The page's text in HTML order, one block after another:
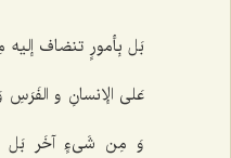
بَل بِأمورٍ تنضاف
عَلى الإنسانِ و الفَرَسِ
وَ مِن شَی‌ءٍ آخَر بَل